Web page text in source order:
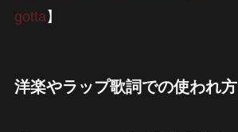
gotta】
洋楽やラップ歌詞での使われ方